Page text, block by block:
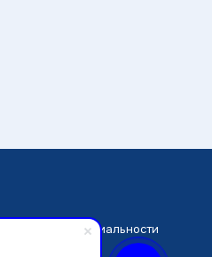
конфиденциальности